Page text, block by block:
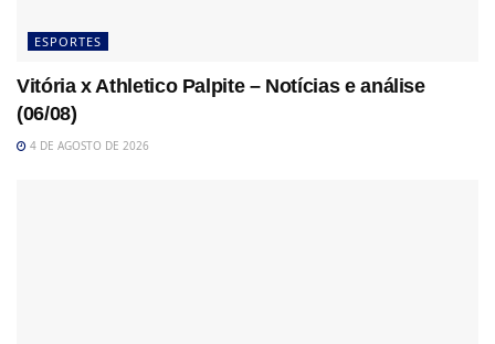
ESPORTES
Vitória x Athletico Palpite – Notícias e análise
(06/08)
4 DE AGOSTO DE 2026